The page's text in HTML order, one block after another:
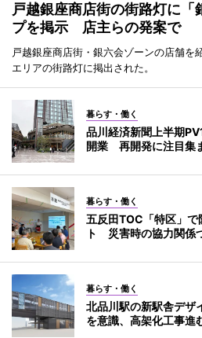
戸越銀座商店街の街路灯に「
プを掲示 店主らの発案で
戸越銀座商店街・銀六会ゾーンの店舗を
エリアの街路灯に掲出された。
暮らす・働く
品川経済新聞上半期
開業 再開発に注目集
暮らす・働く
五反田TOC「特区」
ト 災害時の協力関係
暮らす・働く
北品川駅の新駅舎デ
を意識、高架化工事進